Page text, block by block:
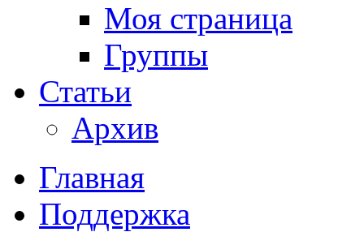
Моя страница
Группы
Статьи
Архив
Главная
Поддержка